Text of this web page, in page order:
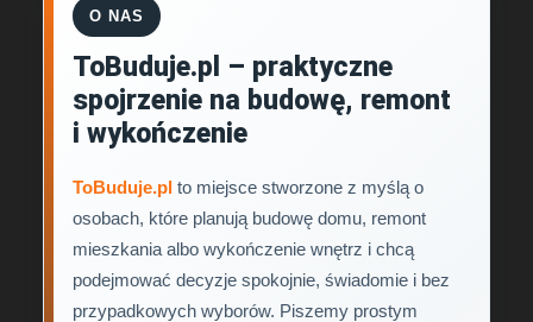
O NAS
ToBuduje.pl – praktyczne
spojrzenie na budowę, remont
i wykończenie
ToBuduje.pl to miejsce stworzone z myślą o
osobach, które planują budowę domu, remont
mieszkania albo wykończenie wnętrz i chcą
podejmować decyzje spokojnie, świadomie i bez
przypadkowych wyborów. Piszemy prostym